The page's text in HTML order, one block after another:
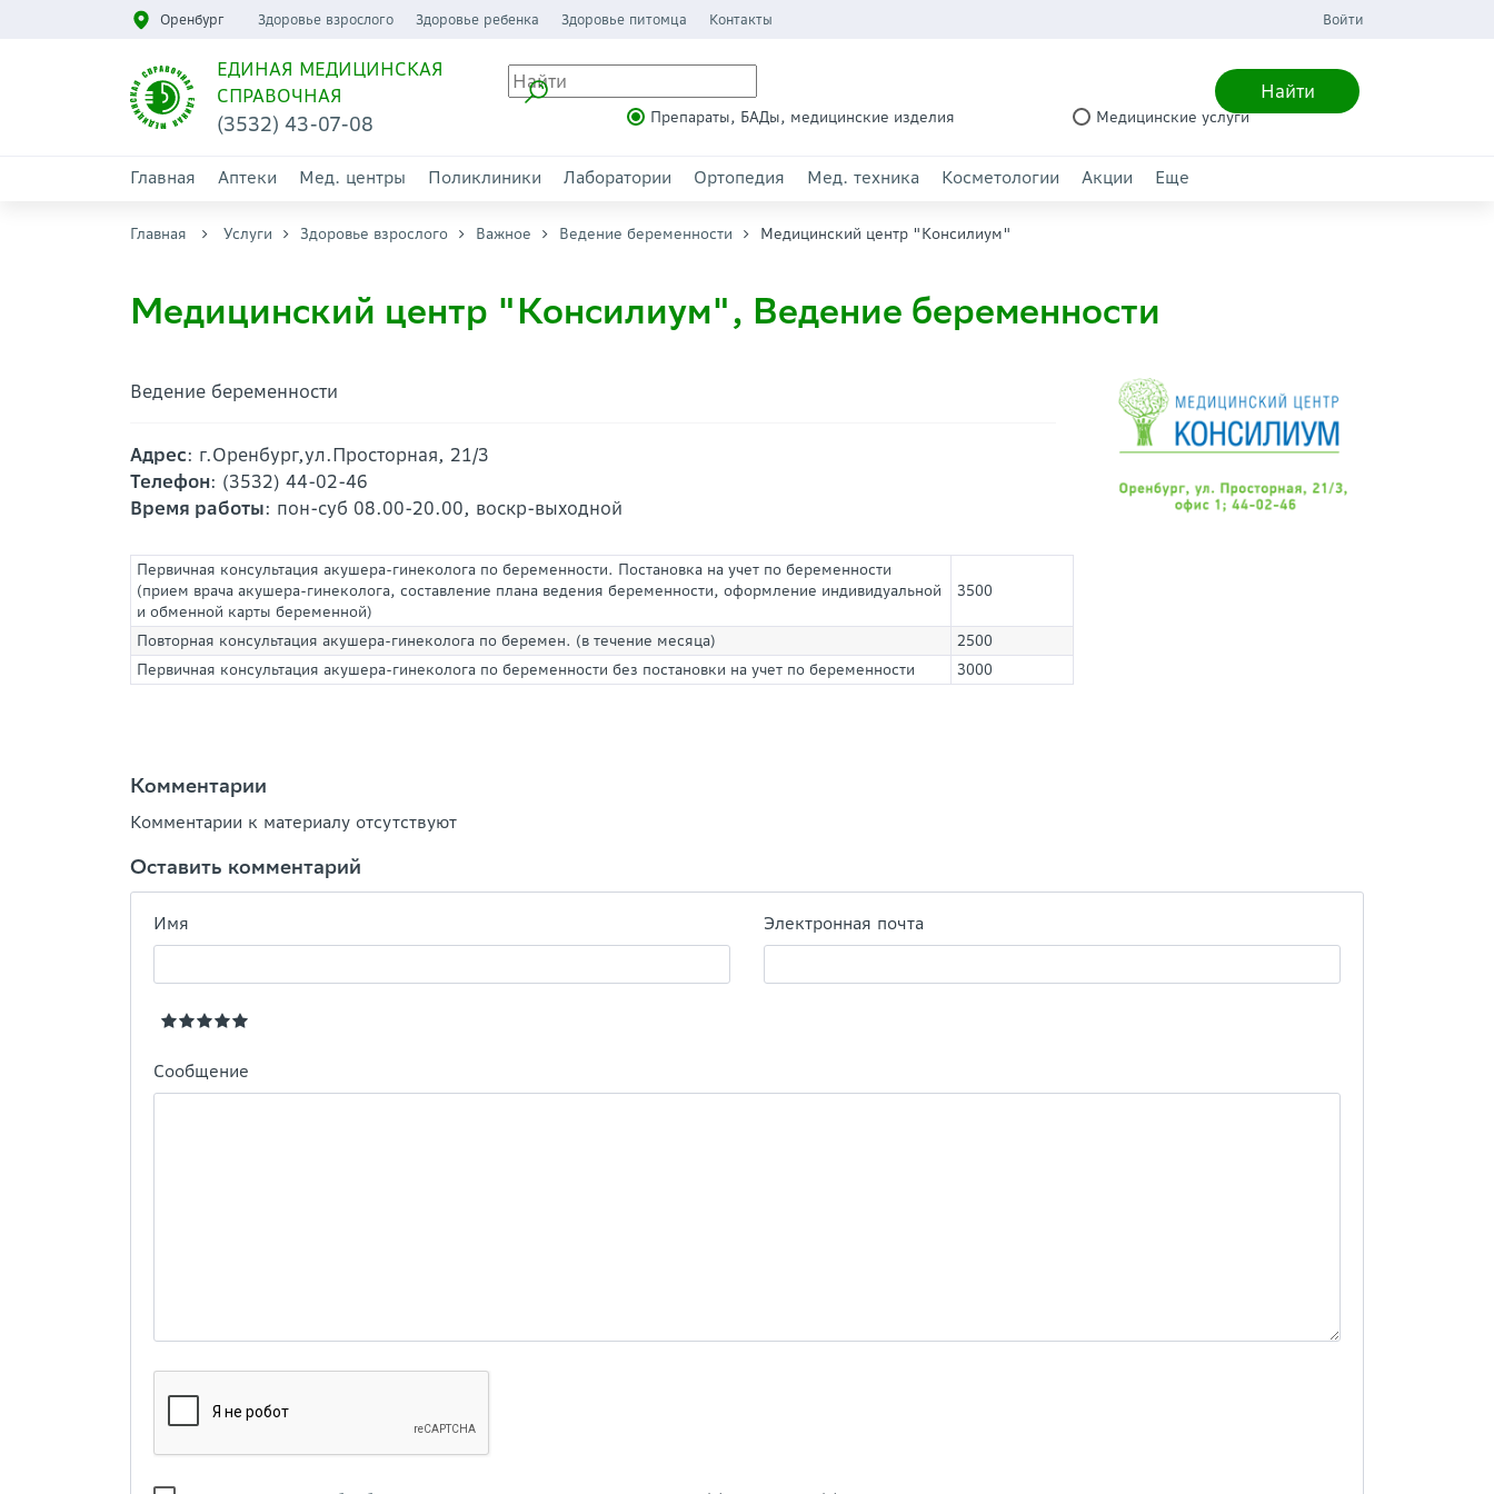
Оренбург Здоровье взрослого Здоровье ребенка Здоровье питомца Контакты Войти
ЕДИНАЯ МЕДИЦИНСКАЯ
СПРАВОЧНАЯ
(3532) 43-07-08
Найти
Препараты, БАДы, медицинские изделия Медицинские услуги
Главная Аптеки Мед. центры Поликлиники Лаборатории Ортопедия Мед. техника Косметологии Акции Еще
Главная Услуги Здоровье взрослого Важное Ведение беременности Медицинский центр "Консилиум"
Медицинский центр "Консилиум", Ведение беременности
Ведение беременности
Адрес: г.Оренбург,ул.Просторная, 21/3
Телефон: (3532) 44-02-46
Время работы: пон-суб 08.00-20.00, воскр-выходной
Первичная консультация акушера-гинеколога по беременности. Постановка на учет по беременности
(прием врача акушера-гинеколога, составление плана ведения беременности, оформление индивидуальной
и обменной карты беременной)
3500
Повторная консультация акушера-гинеколога по беремен. (в течение месяца)
2500
Первичная консультация акушера-гинеколога по беременности без постановки на учет по беременности
3000
Комментарии
Комментарии к материалу отсутствуют
Оставить комментарий
Имя Электронная почта
Сообщение